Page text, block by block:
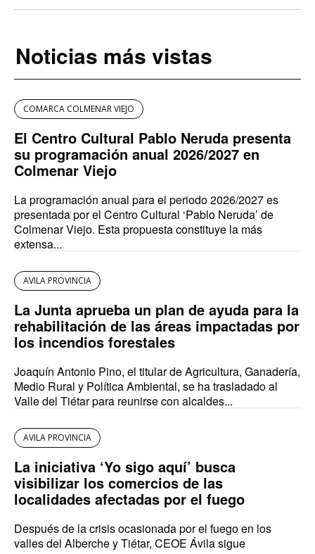
Noticias más vistas
COMARCA COLMENAR VIEJO
El Centro Cultural Pablo Neruda presenta
su programación anual 2026/2027 en
Colmenar Viejo
La programación anual para el periodo 2026/2027 es
presentada por el Centro Cultural ‘Pablo Neruda’ de
Colmenar Viejo. Esta propuesta constituye la más
extensa...
AVILA PROVINCIA
La Junta aprueba un plan de ayuda para la
rehabilitación de las áreas impactadas por
los incendios forestales
Joaquín Antonio Pino, el titular de Agricultura, Ganadería,
Medio Rural y Política Ambiental, se ha trasladado al
Valle del Tiétar para reunirse con alcaldes...
AVILA PROVINCIA
La iniciativa ‘Yo sigo aquí’ busca
visibilizar los comercios de las
localidades afectadas por el fuego
Después de la crisis ocasionada por el fuego en los
valles del Alberche y Tiétar, CEOE Ávila sigue